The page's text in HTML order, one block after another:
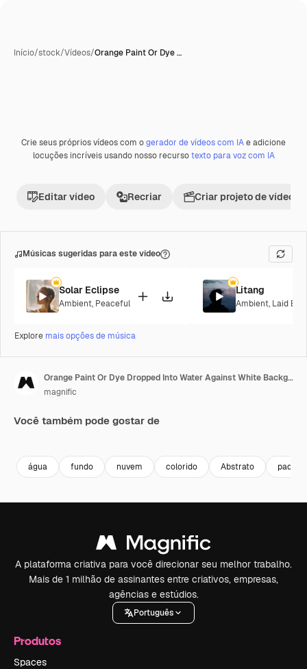
Início/stock/Vídeos/Orange Paint Or Dye …
Crie seus próprios vídeos com ogerador de vídeos com IAe adicione
locuções incríveis usando nosso recursotexto para voz com IA
Editar vídeo Recriar Criar projeto de vídeo
Músicas sugeridas para este vídeo
Solar Eclipse
Ambient, Peaceful
Litang
Ambient, Laid
Explore mais opções de música
Orange Paint Or Dye Dropped Into Water Against White Background To Create Swirling Colourful Smoke Background 8
magnific
Você também pode gostar de
água fundo nuvem colorido Abstrato padrão
A plataforma criativa para você direcionar seu melhor trabalho.
Mais de 1 milhão de assinantes entre criativos, empresas,
agências e estúdios.
Português
Produtos
Spaces